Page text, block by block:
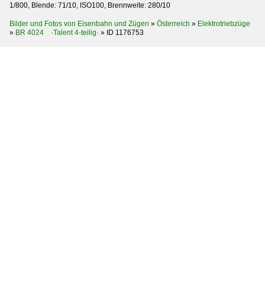
1/800, Blende: 71/10, ISO100, Brennweite: 280/10
Bilder und Fotos von Eisenbahn und Zügen » Österreich » Elektrotriebzüge
» BR 4024 ·Talent 4-teilig· » ID 1176753